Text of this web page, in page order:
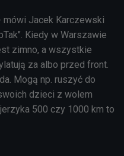
mówi Jacek Karczewski
. Kiedy w Warszawie
zimno, a wszystkie
za albo przed front.
Mogą np. ruszyć do
dzieci z wolem
500 czy 1000 km to